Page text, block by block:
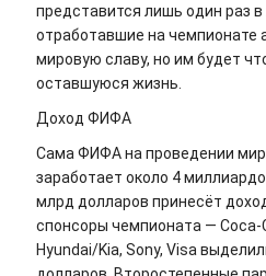
представится лишь один раз
отработавшие на чемпионате
мировую славу, но им будет
оставшуюся жизнь.
Доход ФИФА
Сама ФИФА на проведении
заработает около 4
млрд долларов принесёт
спонсоры чемпионата — Coca-
Hyundai/Kia, Sony, Visa